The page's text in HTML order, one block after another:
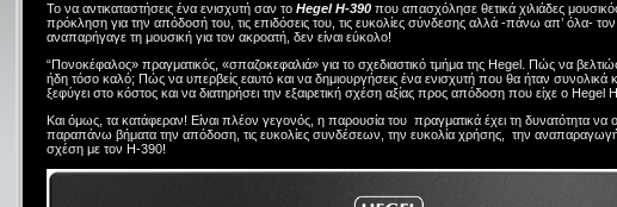
Το να αντικαταστήσεις ένα ενισχυτή σαν το Hegel H-390που απασχόλησε θετικά χιλιάδες
πρόκληση για την απόδοσή του, τις επιδόσεις του, τις ευκολίες σύνδεσης αλλά -πάνω απ’ όλα-
αναπαρήγαγε τη μουσική για τον ακροατή, δεν είναι εύκολο!
“Πονοκέφαλος» πραγματικός, «σπαζοκεφαλιά» για το σχεδιαστικό τμήμα της Hegel. Πώς να
ήδη τόσο καλό; Πώς να υπερβείς εαυτό και να δημιουργήσεις ένα ενισχυτή που θα ήταν συνολικά
ξεφύγει στο κόστος και να διατηρήσει την εξαιρετική σχέση αξίας προς απόδοση που είχε ο Hegel
Και όμως, τα κατάφεραν! Είναι πλέον γεγονός, η παρουσία του πραγματικά έχει τη δυνατότητα να
παραπάνω βήματα την απόδοση, τις ευκολίες συνδέσεων, την ευκολία χρήσης, την
σχέση με τον Η-390!